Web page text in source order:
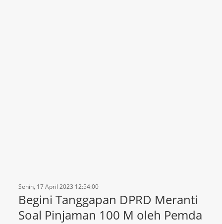
Senin, 17 April 2023 12:54:00
Begini Tanggapan DPRD Meranti
Soal Pinjaman 100 M oleh Pemda